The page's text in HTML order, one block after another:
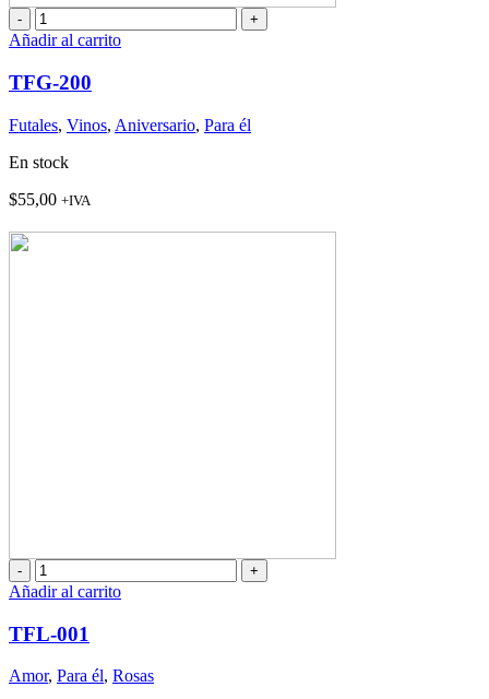
TFG-
200
Añadir al carrito
TFG-200
Futales, Vinos, Aniversario, Para él
En stock
$55,00 +IVA
TFL-
001
Añadir al carrito
TFL-001
Amor, Para él, Rosas